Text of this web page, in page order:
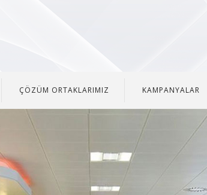
ÇÖZÜM ORTAKLARIMIZ KAMPANYALAR